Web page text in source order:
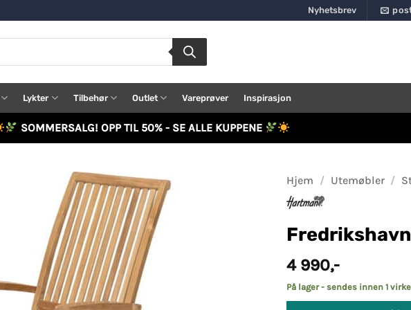
Nyhetsbrev
Lykter Tilbehør Outlet Vareprøver Inspirasjon
SOMMERSALG! OPP TIL 50% - SE ALLE KUPPENE
Hjem / Utemøbler /
4 990,-
På lager - sendes innen 1